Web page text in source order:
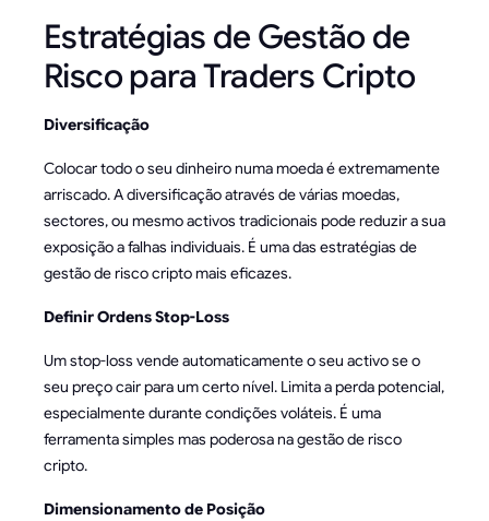
Estratégias de Gestão de
Risco para Traders Cripto
Diversificação
Colocar todo o seu dinheiro numa moeda é extremamente
arriscado. A diversificação através de várias moedas,
sectores, ou mesmo activos tradicionais pode reduzir a sua
exposição a falhas individuais. É uma das estratégias de
gestão de risco cripto mais eficazes.
Definir Ordens Stop-Loss
Um stop-loss vende automaticamente o seu activo se o
seu preço cair para um certo nível. Limita a perda potencial,
especialmente durante condições voláteis. É uma
ferramenta simples mas poderosa na gestão de risco
cripto.
Dimensionamento de Posição